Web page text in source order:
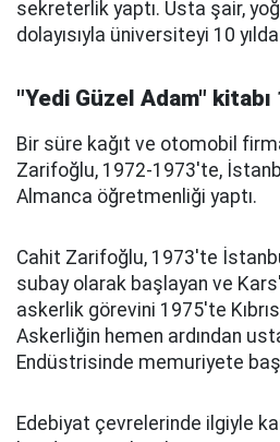
sekreterlik yaptı. Usta şair,
dolayısıyla üniversiteyi 10
"Yedi Güzel Adam" kitabı
Bir süre kağıt ve otomobil
Zarifoğlu, 1972-1973'te,
Almanca öğretmenliği yaptı.
Cahit Zarifoğlu, 1973'te
subay olarak başlayan ve
askerlik görevini 1975'te
Askerliğin hemen ardından
Endüstrisinde memuriyete
Edebiyat çevrelerinde ilgiyle